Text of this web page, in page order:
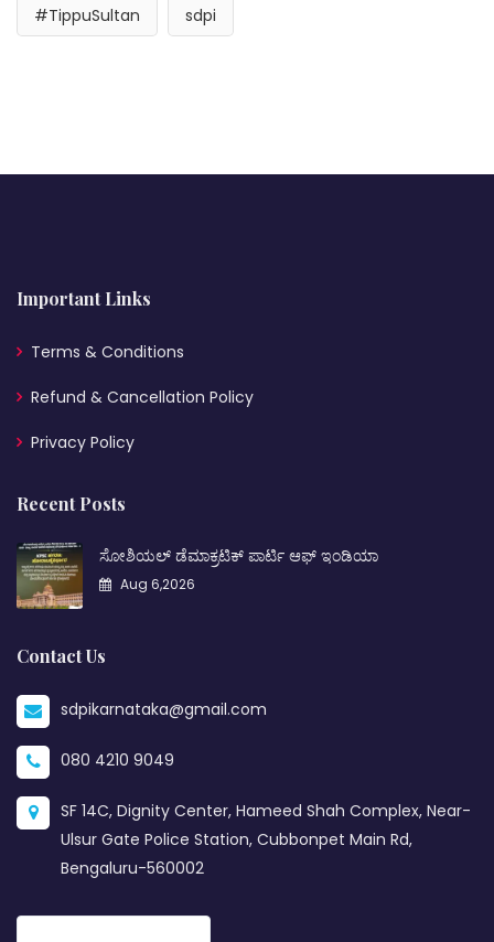
#TippuSultan sdpi
Important Links
Terms & Conditions
Refund & Cancellation Policy
Privacy Policy
Recent Posts
ಸೋಶಿಯಲ್ ಡೆಮಾಕ್ರಟಿಕ್ ಪಾರ್ಟಿ ಆಫ್ ಇಂಡಿಯಾ
Aug 6,2026
Contact Us
sdpikarnataka@gmail.com
080 4210 9049
SF 14C, Dignity Center, Hameed Shah Complex, Near-
Ulsur Gate Police Station, Cubbonpet Main Rd,
Bengaluru-560002